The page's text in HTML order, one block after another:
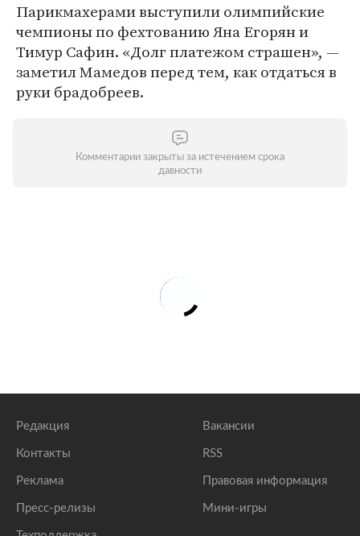
Парикмахерами выступили олимпийские
чемпионы по фехтованию Яна Егорян и
Тимур Сафин. «Долг платежом страшен», —
заметил Мамедов перед тем, как отдаться в
руки брадобреев.
Комментарии закрыты за истечением срока
давности
Редакция
Контакты
Реклама
Пресс-релизы
Вакансии
RSS
Правовая информация
Мини-игры